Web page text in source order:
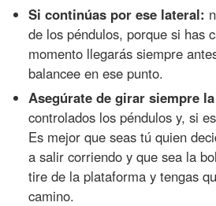
Si continúas por ese lateral:
de los péndulos, porque si has
momento llegarás siempre
balancee en ese punto.
Asegúrate de girar siempre
controlados los péndulos y, si
Es mejor que seas tú quien
a salir corriendo y que sea la
tire de la plataforma y tengas
camino.